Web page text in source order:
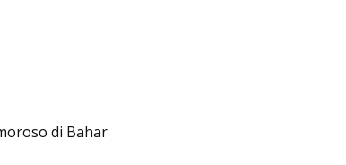
di Bahar